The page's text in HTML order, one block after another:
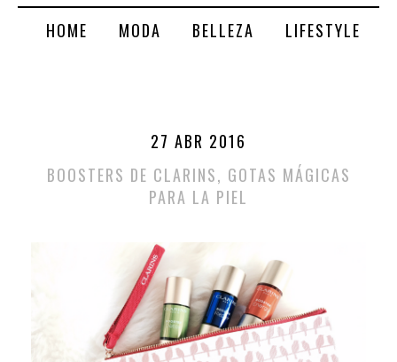
HOME MODA BELLEZA LIFESTYLE
27 ABR 2016
BOOSTERS DE CLARINS, GOTAS MÁGICAS
PARA LA PIEL